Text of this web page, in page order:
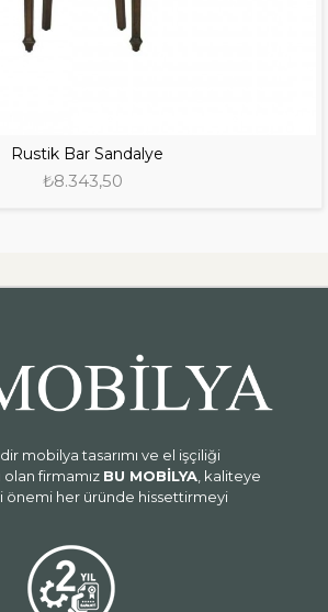
Rustik Bar Sandalye
₺8.343,50
mobilya tasarımı ve el işçiliği
firmamız BU MOBİLYA , kaliteye
her üründe hissettirmeyi